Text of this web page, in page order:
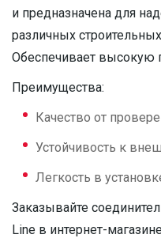
и предназначена для
различных
Обеспечивает высокую
Преимущества:
Качество от
Устойчивость к
Легкость в
Заказывайте
Line в интернет-